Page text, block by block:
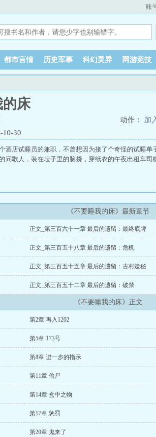
账
都市言情 历史军事 科幻灵异 网游竞技
床
动作： 加
10-30
酒店试睡员的兼职，不曾想因为接了个奇怪的试睡
问歌人，装在坛子里的脑袋，穿纸衣的午夜出租车
《不要睡我的床》最新章节
正文_第三百六十一章 最后的遗留：最终底牌
正文_第三百五十八章 最后的遗留：危机
正文_第三百五十五章 最后的遗留：古村遗秘
正文_第三百五十二章 最后的遗留：破禁
《不要睡我的床》正文
第2章 再入1202
第5章 173号
第8章 进一步的指示
第11章 偷尸
第14章 盒中之物
第17章 惩罚
第20章 鬼来了